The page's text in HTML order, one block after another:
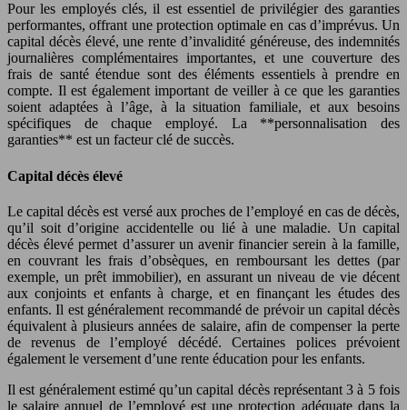
Pour les employés clés, il est essentiel de privilégier des garanties
performantes, offrant une protection optimale en cas d’imprévus. Un
capital décès élevé, une rente d’invalidité généreuse, des indemnités
journalières complémentaires importantes, et une couverture des
frais de santé étendue sont des éléments essentiels à prendre en
compte. Il est également important de veiller à ce que les garanties
soient adaptées à l’âge, à la situation familiale, et aux besoins
spécifiques de chaque employé. La **personnalisation des
garanties** est un facteur clé de succès.
Capital décès élevé
Le capital décès est versé aux proches de l’employé en cas de décès,
qu’il soit d’origine accidentelle ou lié à une maladie. Un capital
décès élevé permet d’assurer un avenir financier serein à la famille,
en couvrant les frais d’obsèques, en remboursant les dettes (par
exemple, un prêt immobilier), en assurant un niveau de vie décent
aux conjoints et enfants à charge, et en finançant les études des
enfants. Il est généralement recommandé de prévoir un capital décès
équivalent à plusieurs années de salaire, afin de compenser la perte
de revenus de l’employé décédé. Certaines polices prévoient
également le versement d’une rente éducation pour les enfants.
Il est généralement estimé qu’un capital décès représentant 3 à 5 fois
le salaire annuel de l’employé est une protection adéquate dans la